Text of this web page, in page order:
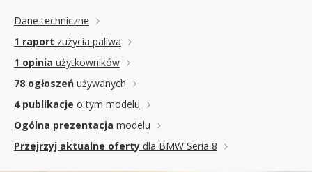
Dane techniczne
1 raport zużycia paliwa
1 opinia użytkowników
78 ogłoszeń używanych
4 publikacje o tym modelu
Ogólna prezentacja modelu
Przejrzyj aktualne oferty dla BMW Seria 8